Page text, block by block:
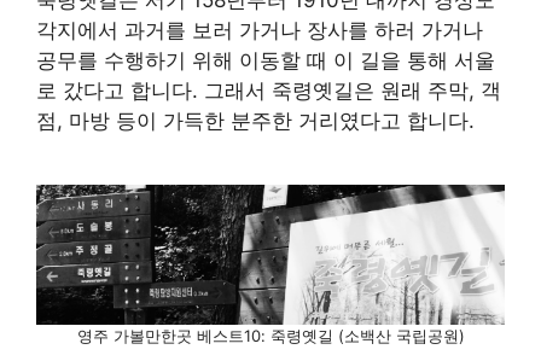
각지에서 과거를 보러 가거나 장사를 하러 가거나
공무를 수행하기 위해 이동할 때 이 길을 통해 서울
로 갔다고 합니다. 그래서 죽령옛길은 원래 주막, 객
점, 마방 등이 가득한 분주한 거리였다고 합니다.
영주 가볼만한곳 베스트10: 죽령옛길 (소백산 국립공원)